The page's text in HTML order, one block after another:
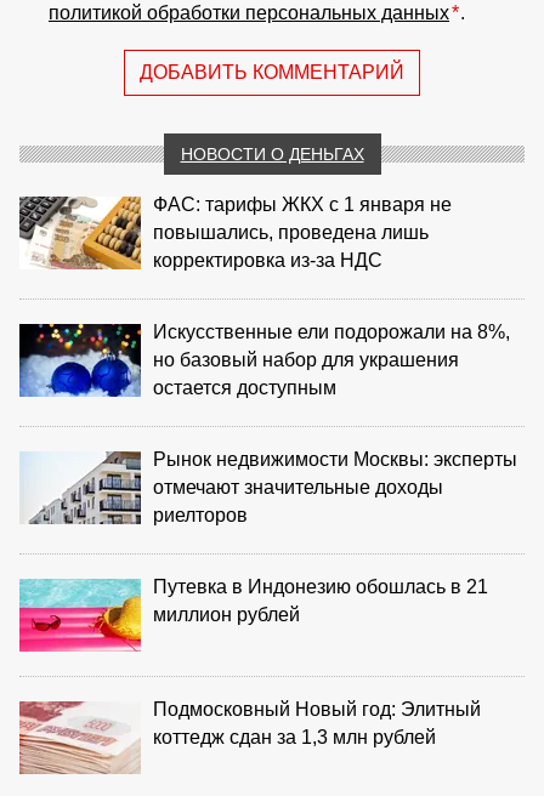
политикой обработки персональных данных*.
ДОБАВИТЬ КОММЕНТАРИЙ
НОВОСТИ О ДЕНЬГАХ
ФАС: тарифы ЖКХ с 1 января не
повышались, проведена лишь
корректировка из‑за НДС
Искусственные ели подорожали на 8%,
но базовый набор для украшения
остается доступным
Рынок недвижимости Москвы: эксперты
отмечают значительные доходы
риелторов
Путевка в Индонезию обошлась в 21
миллион рублей
Подмосковный Новый год: Элитный
коттедж сдан за 1,3 млн рублей